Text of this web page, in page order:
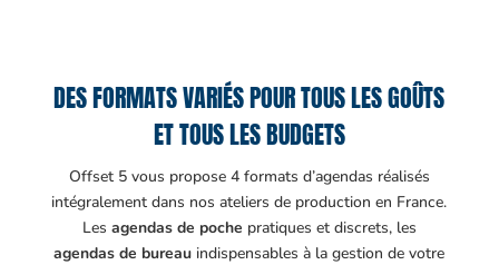
DES FORMATS VARIÉS POUR TOUS LES GOÛTS
ET TOUS LES BUDGETS
Offset 5 vous propose 4 formats d’agendas réalisés
intégralement dans nos ateliers de production en France.
Les agendas de poche pratiques et discrets, les
agendas de bureau indispensables à la gestion de votre